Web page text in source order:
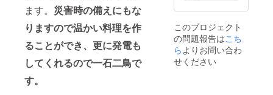
ます。 災害時の備えにもな
りますので温かい料理を作
ることができ、更に発電も
してくれるので一石二鳥で
す。
このプロジェクト
の問題報告はこち
ら よりお問い合わ
せください